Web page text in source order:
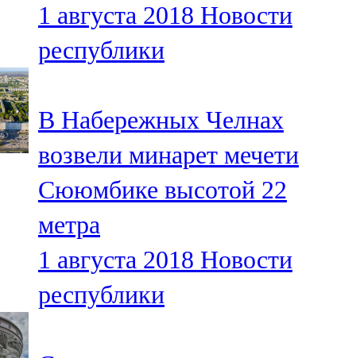
91,0 FM
Шәмәрдән
Яңа чишмә
107,0 FM
Яр Чаллы
105,5 FM
1 августа 2018 Новости
республики
В Набережных Челнах
возвели минарет мечети
Сююмбике высотой 22
метра
1 августа 2018 Новости
республики